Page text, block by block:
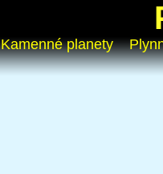
Kamenné planety